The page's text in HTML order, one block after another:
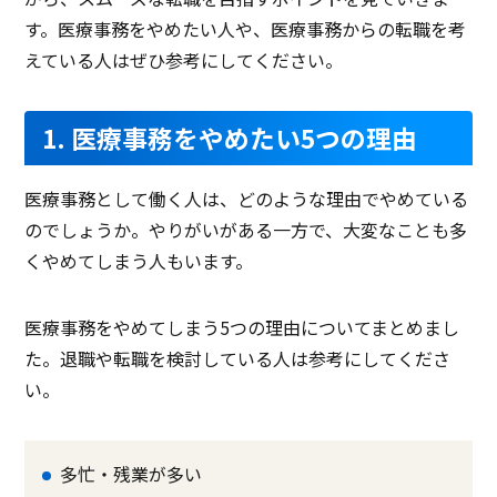
す。医療事務をやめたい人や、医療事務からの転職を考
えている人はぜひ参考にしてください。
1. 医療事務をやめたい5つの理由
医療事務として働く人は、どのような理由でやめている
のでしょうか。やりがいがある一方で、大変なことも多
くやめてしまう人もいます。
医療事務をやめてしまう5つの理由についてまとめまし
た。退職や転職を検討している人は参考にしてくださ
い。
多忙・残業が多い